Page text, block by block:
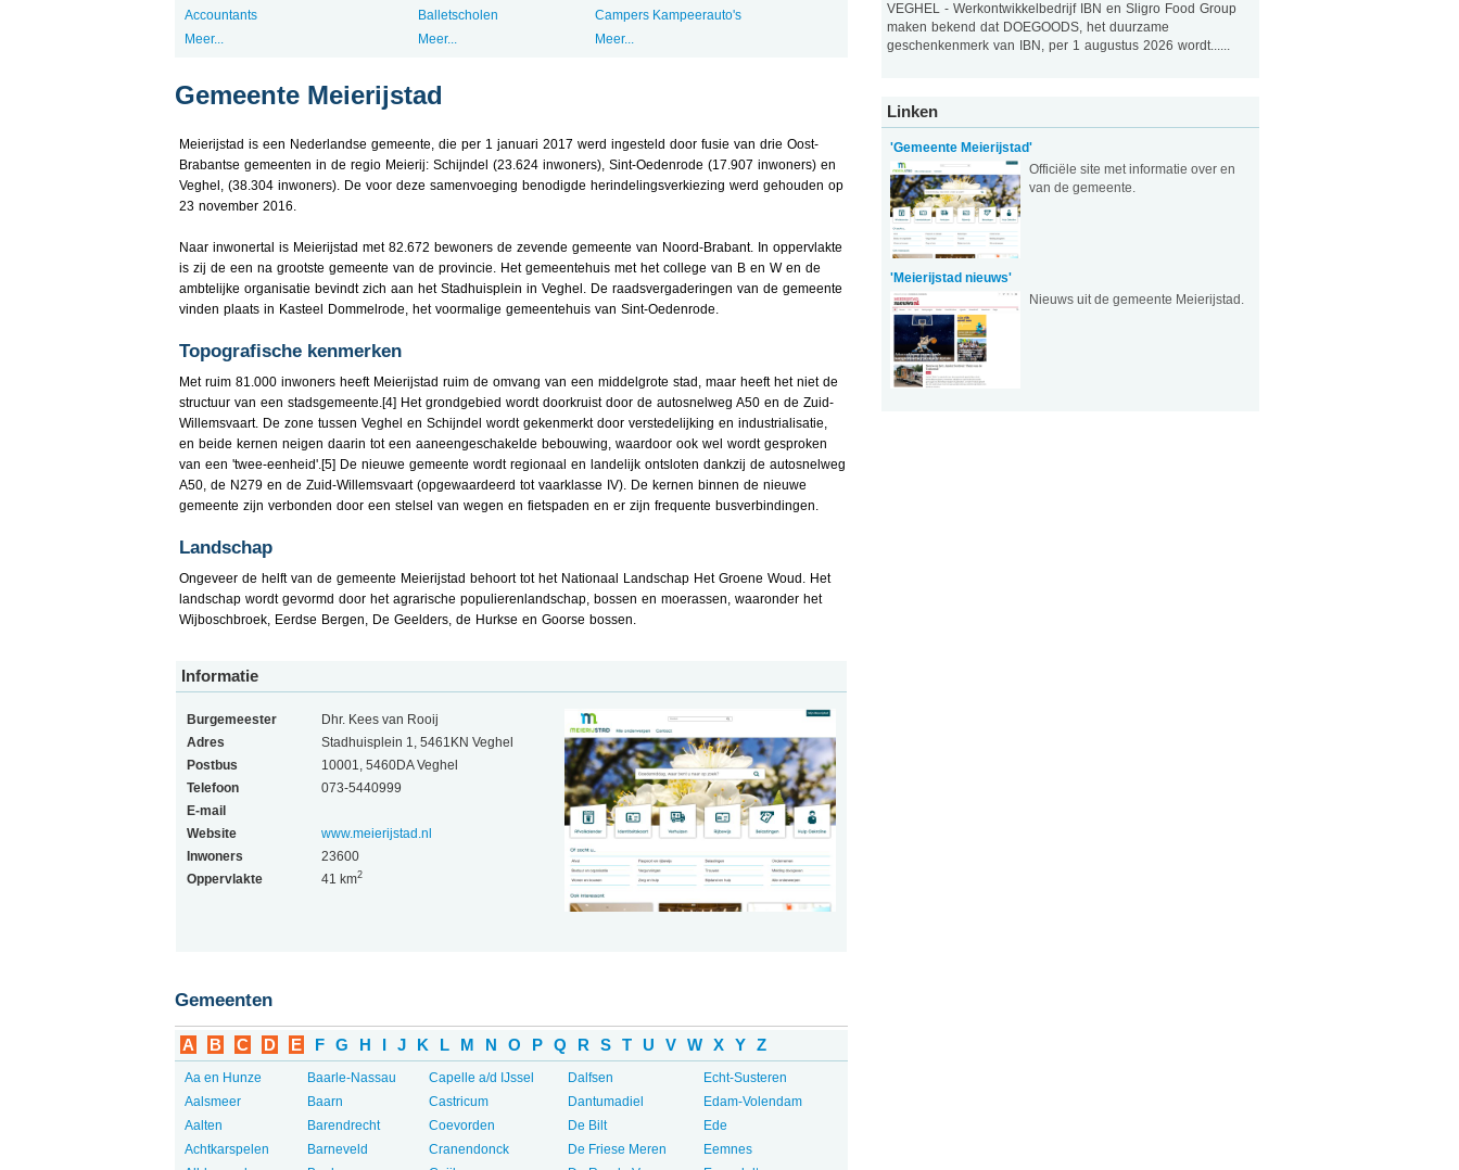
Accountants
Meer...
Balletscholen
Meer...
Campers Kampeerauto's
Meer...
Gemeente Meierijstad
Meierijstad is een Nederlandse gemeente, die per 1 januari 2017 werd ingesteld door fusie van drie Oost-
Brabantse gemeenten in de regio Meierij: Schijndel (23.624 inwoners), Sint-Oedenrode (17.907 inwoners) en
Veghel, (38.304 inwoners). De voor deze samenvoeging benodigde herindelingsverkiezing werd gehouden op
23 november 2016.
Naar inwonertal is Meierijstad met 82.672 bewoners de zevende gemeente van Noord-Brabant. In oppervlakte
is zij de een na grootste gemeente van de provincie. Het gemeentehuis met het college van B en W en de
ambtelijke organisatie bevindt zich aan het Stadhuisplein in Veghel. De raadsvergaderingen van de gemeente
vinden plaats in Kasteel Dommelrode, het voormalige gemeentehuis van Sint-Oedenrode.
Topografische kenmerken
Met ruim 81.000 inwoners heeft Meierijstad ruim de omvang van een middelgrote stad, maar heeft het niet de
structuur van een stadsgemeente.[4] Het grondgebied wordt doorkruist door de autosnelweg A50 en de Zuid-
Willemsvaart. De zone tussen Veghel en Schijndel wordt gekenmerkt door verstedelijking en industrialisatie,
en beide kernen neigen daarin tot een aaneengeschakelde bebouwing, waardoor ook wel wordt gesproken
van een 'twee-eenheid'.[5] De nieuwe gemeente wordt regionaal en landelijk ontsloten dankzij de autosnelweg
A50, de N279 en de Zuid-Willemsvaart (opgewaardeerd tot vaarklasse IV). De kernen binnen de nieuwe
gemeente zijn verbonden door een stelsel van wegen en fietspaden en er zijn frequente busverbindingen.
Landschap
Ongeveer de helft van de gemeente Meierijstad behoort tot het Nationaal Landschap Het Groene Woud. Het
landschap wordt gevormd door het agrarische populierenlandschap, bossen en moerassen, waaronder het
Wijboschbroek, Eerdse Bergen, De Geelders, de Hurkse en Goorse bossen.
Informatie
Burgemeester
Dhr. Kees van Rooij
Adres
Stadhuisplein 1, 5461KN Veghel
Postbus
10001, 5460DA Veghel
Telefoon
073-5440999
E-mail
Website
www.meierijstad.nl
Inwoners
23600
Oppervlakte
41 km2
Gemeenten
A B C D E F G H I J K L M N O P Q R S T U V W X Y Z
Aa en Hunze
Aalsmeer
Aalten
Achtkarspelen
Baarle-Nassau
Baarn
Barendrecht
Barneveld
Capelle a/d IJssel
Castricum
Coevorden
Cranendonck
Dalfsen
Dantumadiel
De Bilt
De Friese Meren
Echt-Susteren
Edam-Volendam
Ede
Eemnes
VEGHEL - Werkontwikkelbedrijf IBN en Sligro Food Group
maken bekend dat DOEGOODS, het duurzame
geschenkenmerk van IBN, per 1 augustus 2026 wordt......
Linken
'Gemeente Meierijstad'
Officiële site met informatie over en
van de gemeente.
'Meierijstad nieuws'
Nieuws uit de gemeente Meierijstad.